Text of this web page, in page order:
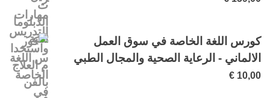
كورس اللغة الخاصة في سوق العمل
الالماني - الرعاية الصحية والمجال الطبي
€ 10,00